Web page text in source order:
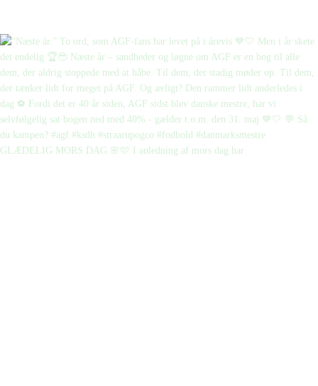
GLÆDELIG MORS DAG 🌸🩷 I anledning af mors dag har